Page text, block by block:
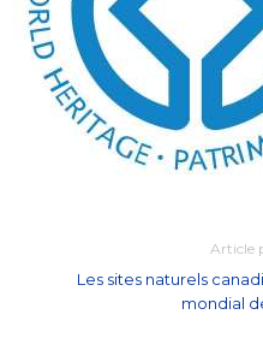
Article
Les sites naturels
mondial